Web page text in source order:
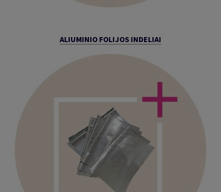
ALIUMINIO FOLIJOS INDELIAI